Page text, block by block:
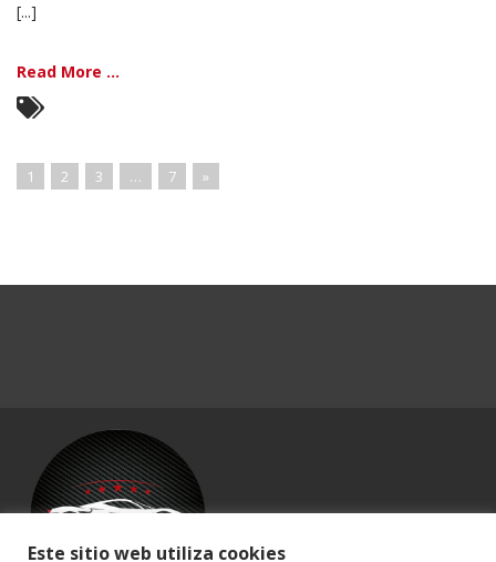
[...]
Read More ...
1 2 3 … 7 »
Este sitio web utiliza cookies